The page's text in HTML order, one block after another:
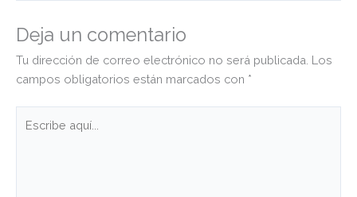
Deja un comentario
Tu dirección de correo electrónico no será publicada. Los
campos obligatorios están marcados con *
aquí...